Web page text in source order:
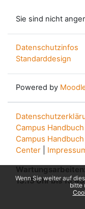
Wenn Sie weiter auf
bitte
Sie sind nicht
Datenschutzinfos
Standarddesign
Powered by
Campus
Campus
Center
13.15 Uhr bis